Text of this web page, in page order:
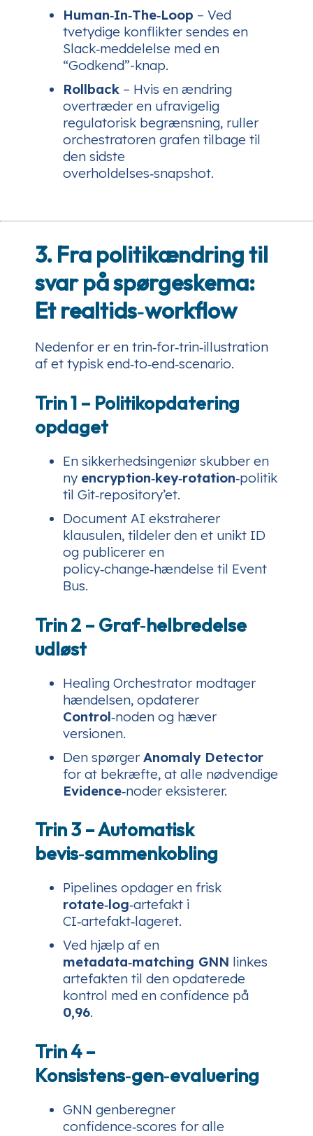
Human‑In‑The‑Loop – Ved
tvetydige konflikter sendes en
Slack‑meddelelse med en
“Godkend”-knap.
Rollback – Hvis en ændring
overtræder en ufravigelig
regulatorisk begrænsning, ruller
orchestratoren grafen tilbage til
den sidste
overholdelses‑snapshot.
3. Fra politikændring til
svar på spørgeskema:
Et realtids‑workflow
Nedenfor er en trin‑for‑trin‑illustration
af et typisk end‑to‑end‑scenario.
Trin 1 – Politikopdatering
opdaget
En sikkerhedsingeniør skubber en
ny encryption‑key‑rotation‑politik
til Git‑repository’et.
Document AI ekstraherer
klausulen, tildeler den et unikt ID
og publicerer en
policy‑change‑hændelse til Event
Bus.
Trin 2 – Graf‑helbredelse
udløst
Healing Orchestrator modtager
hændelsen, opdaterer
Control‑noden og hæver
versionen.
Den spørger Anomaly Detector
for at bekræfte, at alle nødvendige
Evidence‑noder eksisterer.
Trin 3 – Automatisk
bevis‑sammenkobling
Pipelines opdager en frisk
rotate‑log‑artefakt i
CI‑artefakt‑lageret.
Ved hjælp af en
metadata‑matching GNN linkes
artefakten til den opdaterede
kontrol med en confidence på
0,96.
Trin 4 –
Konsistens‑gen‑evaluering
GNN genberegner
confidence‑scores for alle